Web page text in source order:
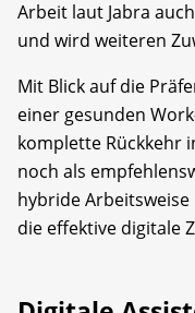
Arbeit laut Jabra
und wird weiteren
Mit Blick auf die
einer gesunden
komplette Rückkehr
noch als
hybride
die effektive digitale